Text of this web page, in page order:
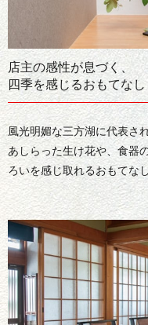
店主の感性が息づく、
四季を感じるおもてなし
風光明媚な三方湖に代表さ
あしらった生け花や、食器
ろいを感じ取れるおもてな